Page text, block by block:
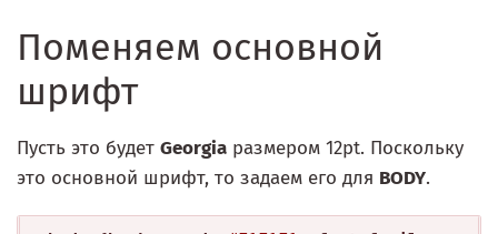
Поменяем основной
шрифт
Пусть это будет Georgia размером 12pt. Поскольку
это основной шрифт, то задаем его для BODY.